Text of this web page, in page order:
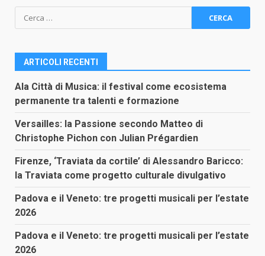
Ricerca
per:
ARTICOLI RECENTI
Ala Città di Musica: il festival come ecosistema
permanente tra talenti e formazione
Versailles: la Passione secondo Matteo di
Christophe Pichon con Julian Prégardien
Firenze, ‘Traviata da cortile’ di Alessandro Baricco:
la Traviata come progetto culturale divulgativo
Padova e il Veneto: tre progetti musicali per l’estate
2026
Padova e il Veneto: tre progetti musicali per l’estate
2026